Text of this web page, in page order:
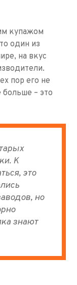
купажом
один из
на вкус
пор его не
– это
К
это
но
знают